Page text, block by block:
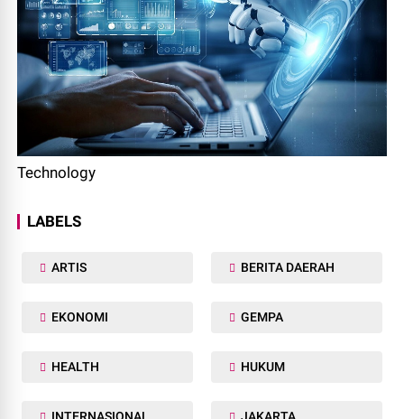
Technology
LABELS
ARTIS BERITA DAERAH
EKONOMI GEMPA
HEALTH HUKUM